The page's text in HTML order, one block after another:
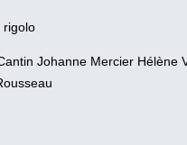
rigolo
Johanne Mercier Hélène